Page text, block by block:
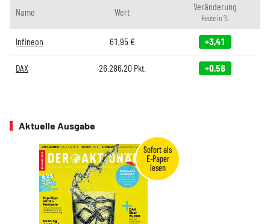
Name Wert Veränderung
Heute in %
Infineon 61,95€ +3,41
DAX 26.286,20Pkt. +0,56
Aktuelle Ausgabe